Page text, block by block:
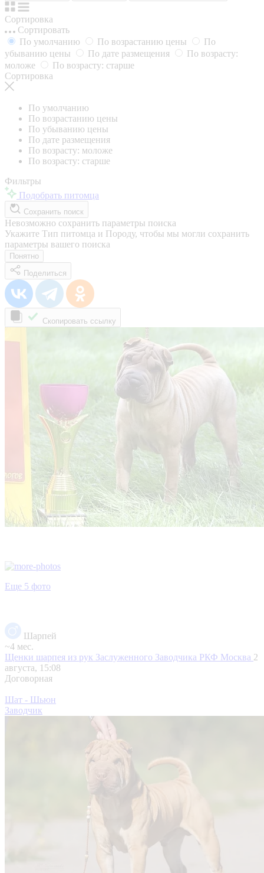
Сортировка
Сортировать
По умолчанию
По возрастанию цены
По
убыванию цены
По дате размещения
По возрасту:
моложе
По возрасту: старше
Сортировка
По умолчанию
По возрастанию цены
По убыванию цены
По дате размещения
По возрасту: моложе
По возрасту: старше
Фильтры
Подобрать питомца
Сохранить поиск
Невозможно сохранить параметры поиска
Укажите Тип питомца и Породу, чтобы мы могли сохранить
параметры вашего поиска
Понятно
Поделиться
Скопировать ссылку
Еще 5 фото
Шарпей
~4 мес.
Щенки шарпея из рук Заслуженного Заводчика РКФ Москва 2
августа, 15:08
Договорная
Шат - Шьюн
Заводчик